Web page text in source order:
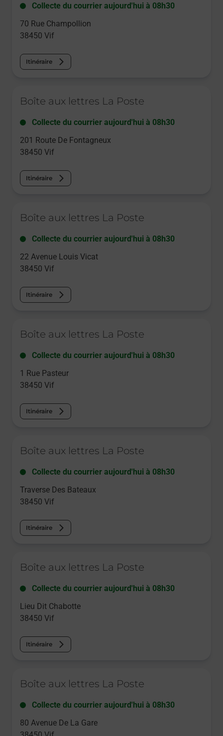
Collecte du courrier aujourd'hui à 08h30
70 Rue Champollion
38450 Vif
Itinéraire
Boîte aux lettres La Poste
Collecte du courrier aujourd'hui à 08h30
201 Route De Fontagneux
38450 Vif
Itinéraire
Boîte aux lettres La Poste
Collecte du courrier aujourd'hui à 08h30
22 Avenue Louis Vicat
38450 Vif
Itinéraire
Boîte aux lettres La Poste
Collecte du courrier aujourd'hui à 08h30
1 Rue Pasteur
38450 Vif
Itinéraire
Boîte aux lettres La Poste
Collecte du courrier aujourd'hui à 08h30
Traverse Des Bateaux
38450 Vif
Itinéraire
Boîte aux lettres La Poste
Collecte du courrier aujourd'hui à 08h30
Lieu Dit Chabotte
38450 Vif
Itinéraire
Boîte aux lettres La Poste
Collecte du courrier aujourd'hui à 08h30
80 Avenue De La Gare